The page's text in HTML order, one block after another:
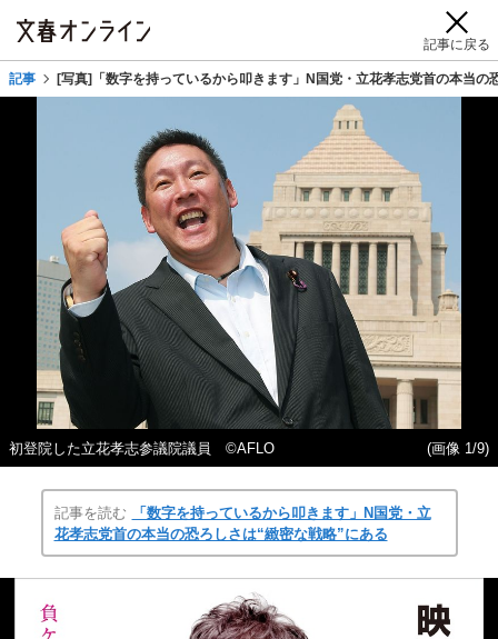
記事に戻る
記事 [写真]「数字を持っているから叩きます」N国党・立花孝志党首の本当の
初登院した立花孝志参議院議員 ©AFLO (画像 1/9)
記事を読む
「数字を持っているから叩きます」N国党・立
花孝志党首の本当の恐ろしさは“緻密な戦略”にある